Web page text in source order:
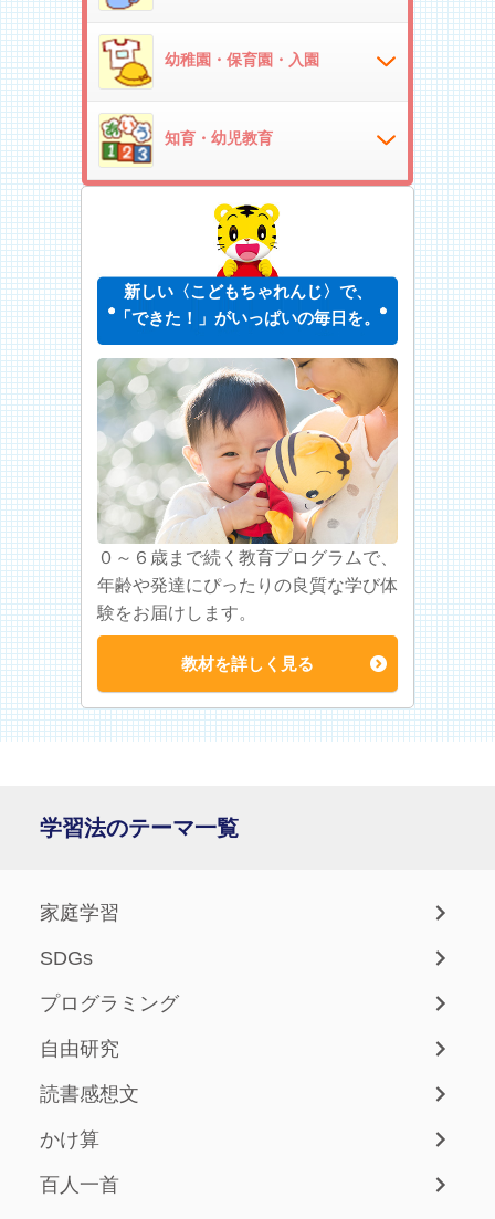
幼稚園・保育園・入園
知育・幼児教育
新しい〈こどもちゃれんじ〉で、
「できた！」がいっぱいの毎日を。
０～６歳まで続く教育プログラムで、
年齢や発達にぴったりの良質な学び体
験をお届けします。
教材を詳しく見る
学習法のテーマ一覧
家庭学習
SDGs
プログラミング
自由研究
読書感想文
かけ算
百人一首